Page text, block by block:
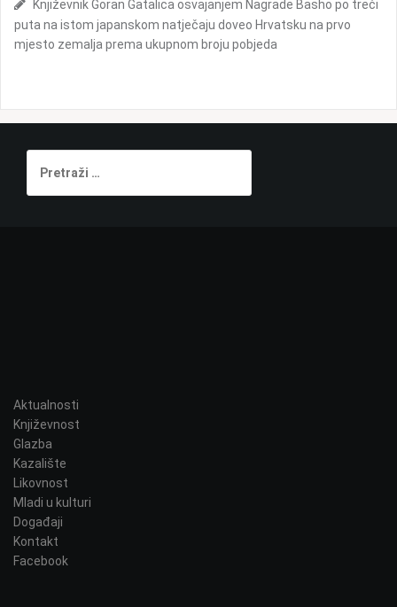
v
a
Književnik Goran Gatalica osvajanjem Nagrade Basho po treći
puta na istom japanskom natječaju doveo Hrvatsku na prvo
mjesto zemalja prema ukupnom broju pobjeda
e
Aktualnosti
Književnost
Glazba
Kazalište
Likovnost
Mladi u kulturi
Događaji
Kontakt
Facebook